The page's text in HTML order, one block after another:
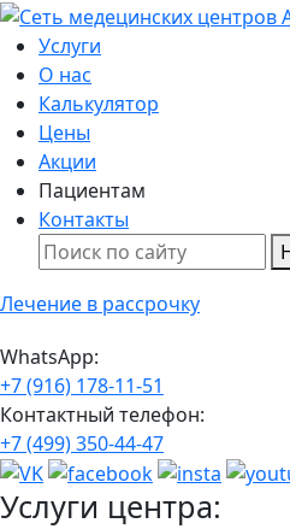
Услуги
О нас
Калькулятор
Цены
Акции
Пациентам
Контакты
Лечение в рассрочку
WhatsApp:
+7 (916) 178-11-51
Контактный телефон:
+7 (499) 350-44-47
Услуги центра: